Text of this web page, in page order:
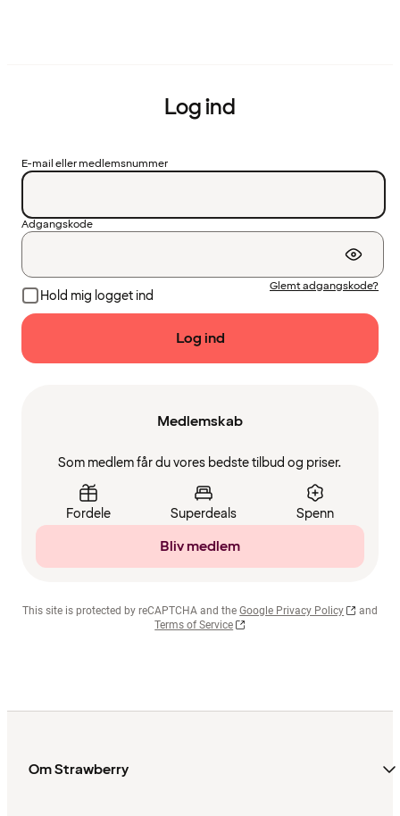
Log ind
E-mail eller medlemsnummer
Adgangskode
Hold mig logget ind
Glemt adgangskode?
Log ind
Medlemskab
Som medlem får du vores bedste tilbud og priser.
Fordele Superdeals Spenn
Bliv medlem
This site is protected by reCAPTCHA and the Google Privacy Policy
and
Terms of Service
Om Strawberry